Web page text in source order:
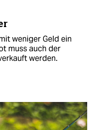
weniger Geld ein
muss auch der
werden.